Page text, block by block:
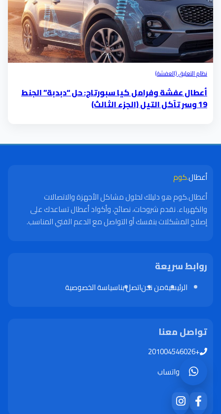
نظام التعليق (العفشة)
أعطال عفشة وفرامل كيا سبورتاج: حل “دبدبة” الجنط
19 وسر تآكل التيل (الجزء الثالث)
أعطال.كوم
أعطال.كوم هو دليلك لحلول مشاكل الأجهزة والاتصالات
والكهرباء. نقدم شروحات، نصائح، وأكواد أعطال تساعدك على
إصلاح المشكلات بنفسك أو التواصل مع الدعم الفني المناسب.
روابط سريعة
الرئيسيةمن نحناتصل بناسياسة الخصوصية
تواصل معنا
+201004546026
واتساب